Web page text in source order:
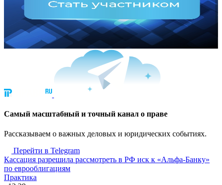
Cамый масштабный и точный канал о праве
Рассказываем о важных деловых и юридических событиях.
Перейти в Telegram
Кассация разрешила рассмотреть в РФ иск к «Альфа-Банку»
по еврооблигациям
Практика